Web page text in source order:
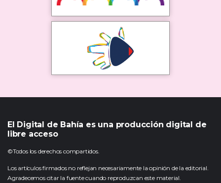
El Digital de Bahía es una producción digital de
libre acceso
©Todos los derechos compartidos.
Los artículos firmados no reflejan necesariamente la opinión de la editorial.
Agradecemos citar la fuente cuando reproduzcan este material.